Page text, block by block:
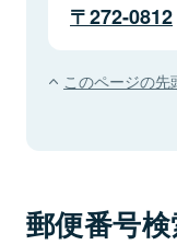
272-0812
このページの先
郵便番号